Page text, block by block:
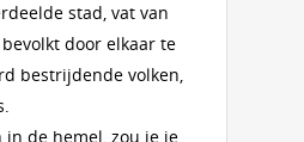
stad, vat van
door elkaar te
bestrijdende volken,
in de hemel, zou je je